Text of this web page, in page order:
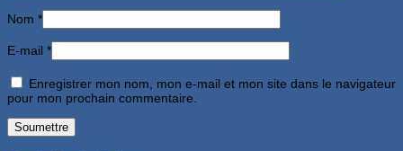
Nom *
E-mail *
Enregistrer mon nom, mon e-mail et mon site dans le navigateur
pour mon prochain commentaire.